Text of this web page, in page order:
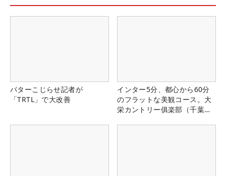
パターこじらせ記者が
「TRTL」で大改善
インター5分、都心から60分
のフラットな美観コース。大
栄カントリー俱楽部（千葉